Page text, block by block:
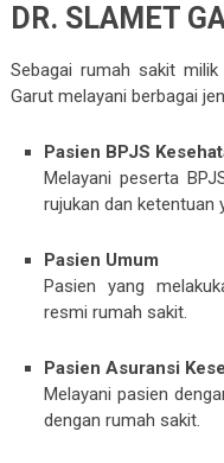
DR. SLAMET
Sebagai rumah sakit milik
Garut melayani berbagai
Pasien BPJS
Melayani peserta
rujukan dan ketentuan
Pasien Umum
Pasien yang
resmi rumah sakit.
Pasien Asuransi
Melayani pasien
dengan rumah sakit.